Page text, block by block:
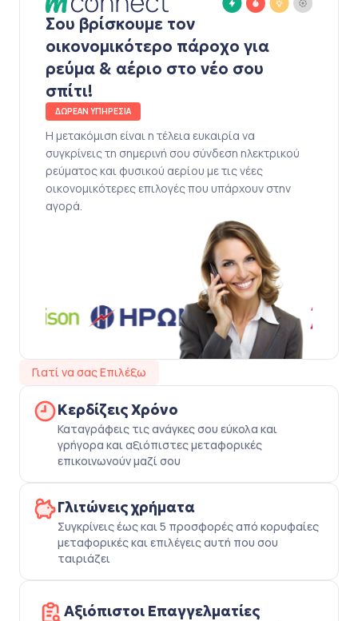
Σου βρίσκουμε τον
οικονομικότερο πάροχο για
ρεύμα & αέριο στο νέο σου
σπίτι!
ΔΩΡΕΑΝ ΥΠΗΡΕΣΙΑ
Η μετακόμιση είναι η τέλεια ευκαιρία να
συγκρίνεις τη σημερινή σου σύνδεση ηλεκτρικού
ρεύματος και φυσικού αερίου με τις νέες
οικονομικότερες επιλογές που υπάρχουν στην
αγορά.
Γιατί να σας Επιλέξω
Κερδίζεις Χρόνο
Καταγράφεις τις ανάγκες σου εύκολα και
γρήγορα και αξιόπιστες μεταφορικές
επικοινωνούν μαζί σου
Γλιτώνεις χρήματα
Συγκρίνεις έως και 5 προσφορές από κορυφαίες
μεταφορικές και επιλέγεις αυτή που σου
ταιριάζει
Αξιόπιστοι Επαγγελματίες